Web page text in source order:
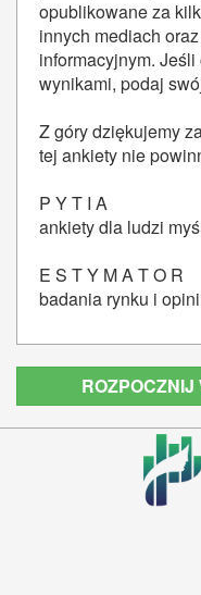
opublikowane za
innych mediach
informacyjnym.
wynikami, podaj
Z góry dziękujemy
tej ankiety nie
P Y T I A
ankiety dla ludzi
E S T Y M A T O R
badania rynku i